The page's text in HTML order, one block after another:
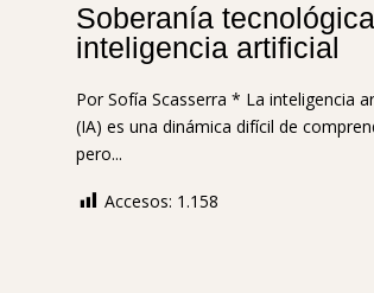
Soberanía
inteligencia artificial
Por Sofía Scasserra * La inteligencia
(IA) es una dinámica difícil de
pero...
Accesos: 1.158